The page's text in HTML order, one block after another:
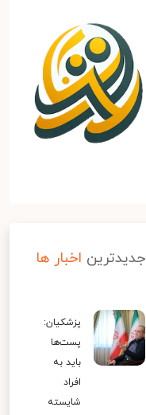
جدیدترین اخبار ها
پزشکیان:
پست‌ها
باید به
افراد
شایسته